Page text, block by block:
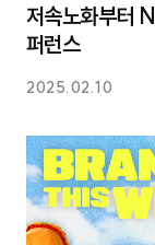
저속노화부터
퍼런스
2025.02.10